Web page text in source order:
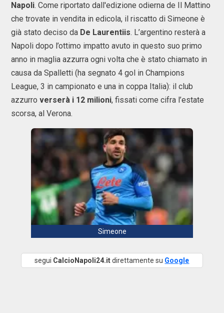
Napoli. Come riportato dall'edizione odierna de Il Mattino
che trovate in vendita in edicola, il riscatto di Simeone è
già stato deciso da De Laurentiis. L’argentino resterà a
Napoli dopo l’ottimo impatto avuto in questo suo primo
anno in maglia azzurra ogni volta che è stato chiamato in
causa da Spalletti (ha segnato 4 gol in Champions
League, 3 in campionato e una in coppa Italia): il club
azzurro verserà i 12 milioni, fissati come cifra l’estate
scorsa, al Verona.
Simeone
segui CalcioNapoli24.itdirettamente su Google